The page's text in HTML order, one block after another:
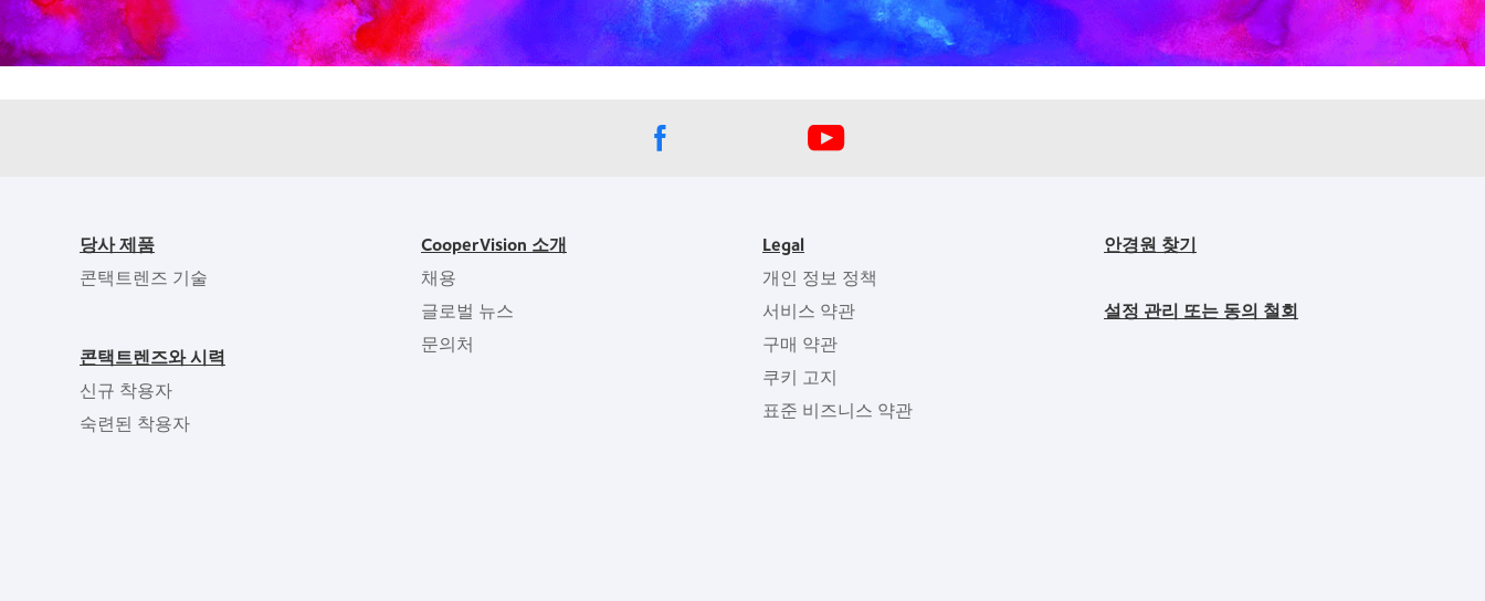
당사 제품
콘택트렌즈 기술
콘택트렌즈와 시력
신규 착용자
숙련된 착용자
CooperVision 소개
채용
글로벌 뉴스
문의처
Legal
개인 정보 정책
서비스 약관
구매 약관
쿠키 고지
표준 비즈니스 약관
안경원 찾기
설정 관리 또는 동의 철회